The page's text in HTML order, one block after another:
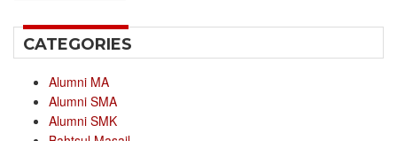
CATEGORIES
Alumni MA
Alumni SMA
Alumni SMK